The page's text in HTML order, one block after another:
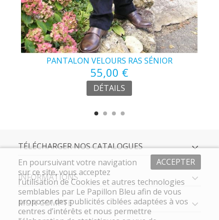
PANTALON VELOURS RAS SÉNIOR
55,00 €
DÉTAILS
TÉLÉCHARGER NOS CATALOGUES
INFORMATIONS
MON COMPTE
ACCEPTER
En poursuivant votre navigation
sur ce site, vous acceptez
l’utilisation de Cookies et autres technologies
semblables par Le Papillon Bleu afin de vous
proposer des publicités ciblées adaptées à vos
centres d’intérêts et nous permettre